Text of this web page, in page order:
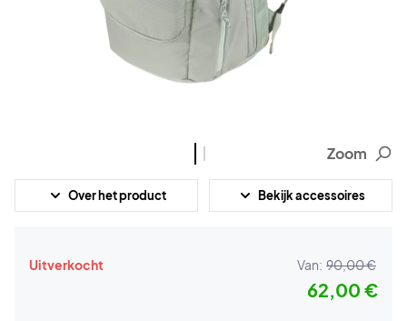
Zoom
Over het product Bekijk accessoires
Uitverkocht Van: 90,00 €
62,00 €